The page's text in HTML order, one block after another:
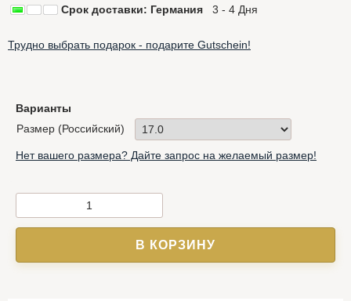
Срок доставки: Германия 3 - 4 Дня
Трудно выбрать подарок - подарите Gutschein!
Варианты
Размер (Российский)
Нет вашего размера? Дайте запрос на желаемый размер!
В КОРЗИНУ